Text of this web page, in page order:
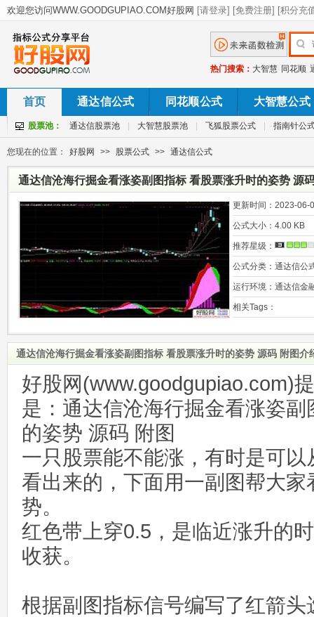
热门搜索： 大智慧 同花顺
首页 通达信公式 同花顺公式 大智慧公式
股票池： 通达信股票池 大智慧股票池 飞狐股票公式 指南针公
您现在的位置： 好股网 >> 股票公式 >> 通达信公式
通达信沧海行掘金看涨姿副图指标 看股票涨升时的姿势 源
更新时间： 2023-06-
公式大小： 4.00 KB
推荐星级：
公式分类： 通达信公
运行环境： 通达信金
相关Tags：
通达信沧海行掘金看涨姿副图指标 看股票涨升时的姿势 源码 附图介
好股网(www.goodgupiao.com)
是：通达信沧海行掘金看涨姿
的姿势 源码 附图
一只股票能不能涨，有时是可
看出来的，下面用一副图帮大
势。
红色带上穿0.5，是临近涨升的
收获。
根据副图指标信号编写了红箭